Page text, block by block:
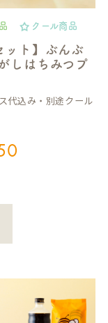
クール商品
ット】ぶんぶ
しはちみつプ
代込み・別途クール